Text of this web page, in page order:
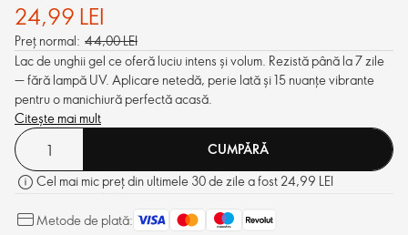
24,99 LEI
Preț normal: 44,00 LEI
Lac de unghii gel ce oferă luciu intens și volum. Rezistă până la 7 zile
— fără lampă UV. Aplicare netedă, perie lată și 15 nuanțe vibrante
pentru o manichiură perfectă acasă.
Citește mai mult
CUMPĂRĂ
Cel mai mic preț din ultimele 30 de zile a fost 24,99 LEI
Metode de plată: